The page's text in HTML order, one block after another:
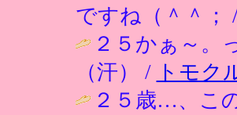
ですね（＾＾；
２５かぁ～。
（汗） / トモク
２５歳…、こ